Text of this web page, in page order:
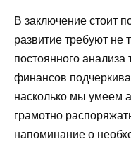
В заключение стоит
развитие требуют не
постоянного
финансов
насколько мы умеем
грамотно
напоминание о